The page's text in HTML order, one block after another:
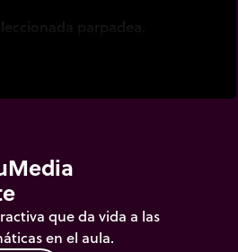
parpadea.
que da vida a las
en el aula.